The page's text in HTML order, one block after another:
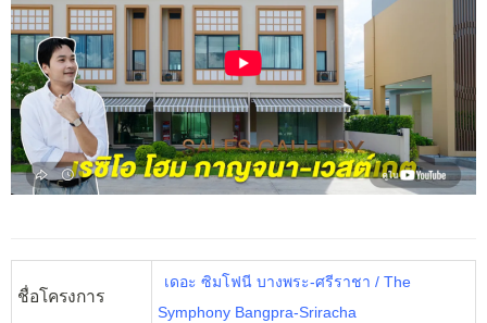
ชื่อโครงการ
เดอะ ซิมโฟนี บางพระ-ศรีราชา / The
Symphony Bangpra-Sriracha